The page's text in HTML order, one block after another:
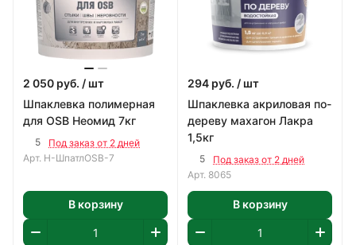
2 050 руб. / шт
Шпаклевка полимерная
для OSB Неомид 7кг
5
Под заказ от 2 дней
Арт. Н-ШпатлOSB-7
В корзину
294 руб. / шт
Шпаклевка акриловая по-
дереву махагон Лакра
1,5кг
5
Под заказ от 2 дней
Арт. 8065
В корзину